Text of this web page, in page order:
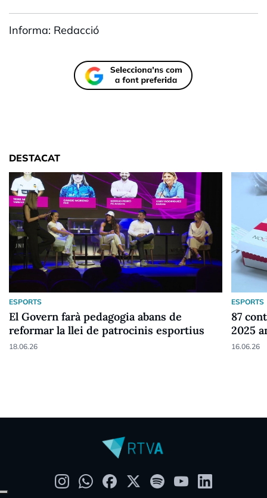
Informa: Redacció
DESTACAT
ESPORTS
El Govern farà pedagogia abans de
reformar la llei de patrocinis esportius
18.06.26
ESPORTS
87
2025
16.06.26